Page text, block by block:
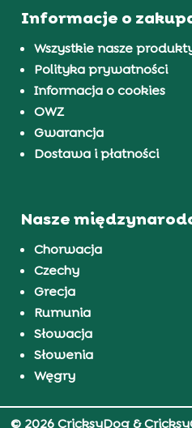
Informacje o
Wszystkie nasze
Polityka prywatności
Informacja o cookies
OWZ
Gwarancja
Dostawa i płatności
Nasze
Chorwacja
Czechy
Grecja
Rumunia
Słowacja
Słowenia
Węgry
© 2026 CricksyDog &